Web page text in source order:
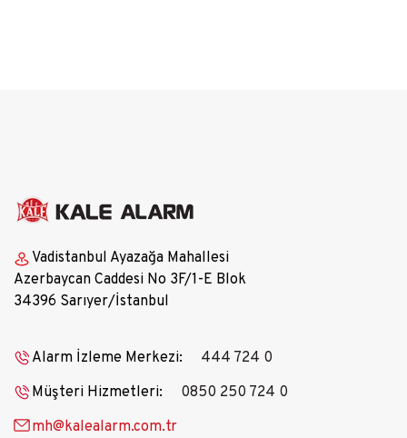
Vadistanbul Ayazağa Mahallesi
Azerbaycan Caddesi No 3F/1-E Blok
34396 Sarıyer/İstanbul
Alarm İzleme Merkezi:
444 724 0
Müşteri Hizmetleri:
0850 250 724 0
mh@kalealarm.com.tr